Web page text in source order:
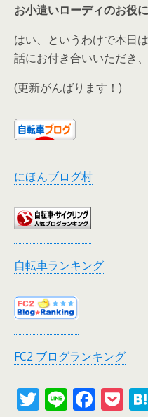
お小遣いローディのお役
はい、というわけで本日
話にお付き合いいただき
(更新がんばります！)
にほんブログ村
自転車ランキング
FC2 ブログランキング
T Li F P